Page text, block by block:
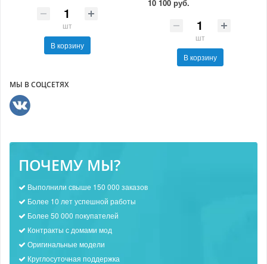
шт
В корзину
10 100 руб.
шт
В корзину
МЫ В СОЦСЕТЯХ
ПОЧЕМУ МЫ?
Выполнили свыше 150 000 заказов
Более 10 лет успешной работы
Более 50 000 покупателей
Контракты с домами мод
Оригинальные модели
Круглосуточная поддержка